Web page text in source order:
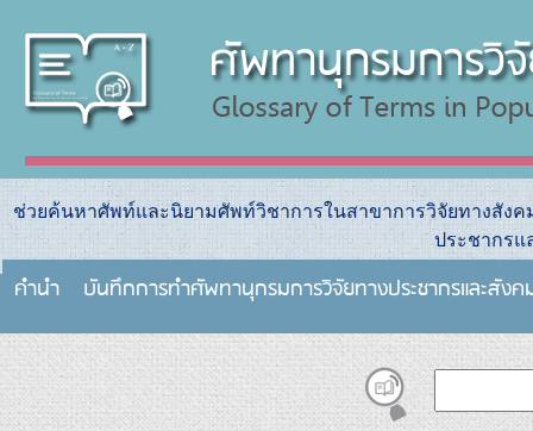
ช่วยค้นหาศัพท์และนิยามศัพท์วิชาการในสาขาการวิจัยทางสัง
ประชากรแ
คำนำ บันทึกการทําศัพทานุกรมการวิจัยทางประชากรและสัง